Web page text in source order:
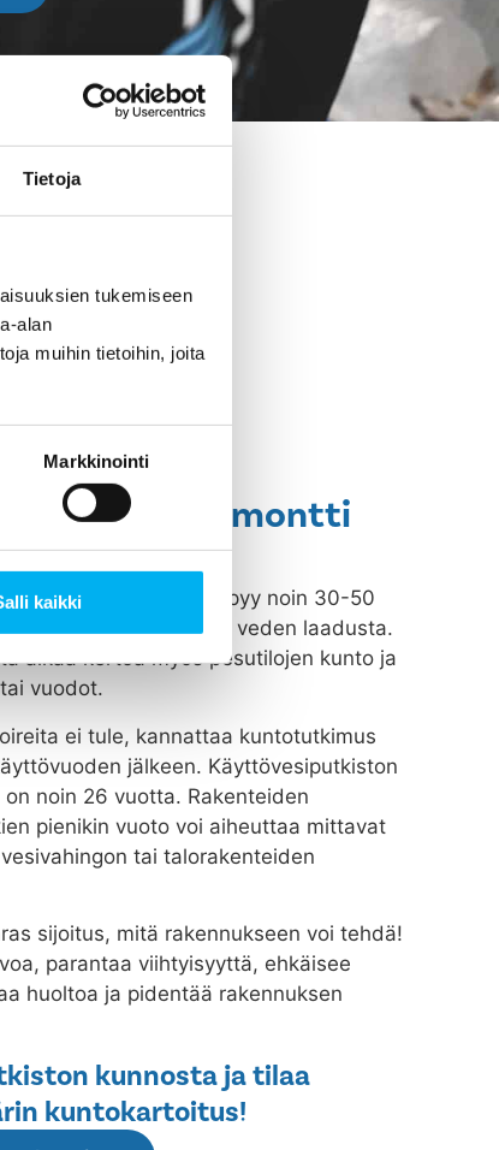
Tietoja
tukemiseen
alan
muihin tietoihin, joita
Markkinointi
kaikki
tai putkiremontti
vanhenee, kuluu ja syöpyy noin 30-50
materiaaleista ja veden laadusta.
alkaa kertoa myös pesutilojen kunto ja
vuodot.
ei tule, kannattaa kuntotutkimus
jälkeen. Käyttövesiputkiston
noin 26 vuotta. Rakenteiden
pienikin vuoto voi aiheuttaa mittavat
tai talorakenteiden
sijoitus, mitä rakennukseen voi tehdä!
parantaa viihtyisyyttä, ehkäisee
huoltoa ja pidentää rakennuksen
kunnosta ja tilaa
kuntokartoitus!